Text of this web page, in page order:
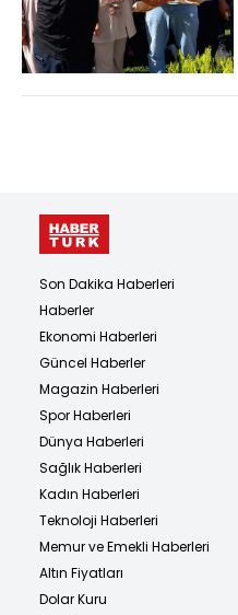
Son Dakika Haberleri
Haberler
Ekonomi Haberleri
Güncel Haberler
Magazin Haberleri
Spor Haberleri
Dünya Haberleri
Sağlık Haberleri
Kadın Haberleri
Teknoloji Haberleri
Memur ve Emekli Haberleri
Altın Fiyatları
Dolar Kuru